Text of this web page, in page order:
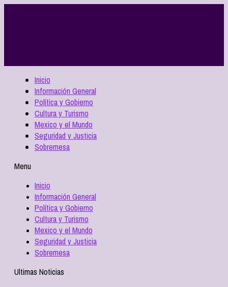
Inicio
Información General
Política y Gobierno
Cultura y Turismo
Mexico y el Mundo
Seguridad y Justicia
Sobremesa
Menu
Inicio
Información General
Política y Gobierno
Cultura y Turismo
Mexico y el Mundo
Seguridad y Justicia
Sobremesa
Ultimas Noticias